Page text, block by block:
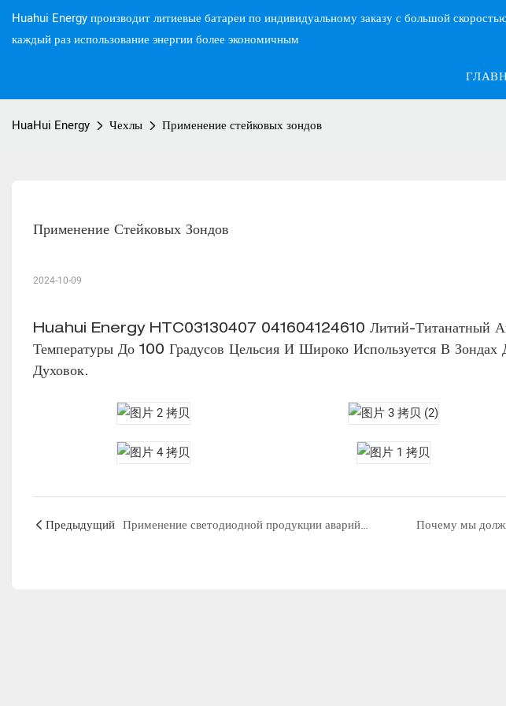
Huahui Energy производит литиевые батареи по индивидуальному заказу с большой
каждый раз использование энергии более экономичным
HuaHui Energy Чехлы Применение стейковых зондов
Применение Стейковых Зондов
2024-10-09
Huahui Energy HTC03130407 041604124610 Литий-Титанатный
Температуры До 100 Градусов Цельсия И Широко Используется В Зондах
Духовок.
Предыдущий Применение светодиодной продукции аварийного освещения